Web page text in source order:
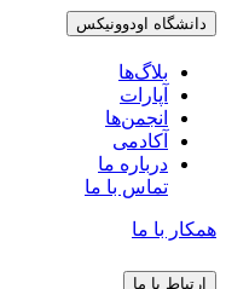
دانشگاه اودوونیکس
بلاگ‌ها
آپارات
انجمن‌ها
آکادمی
درباره ما
تماس با ما
همکار با ما
ارتباط با ما